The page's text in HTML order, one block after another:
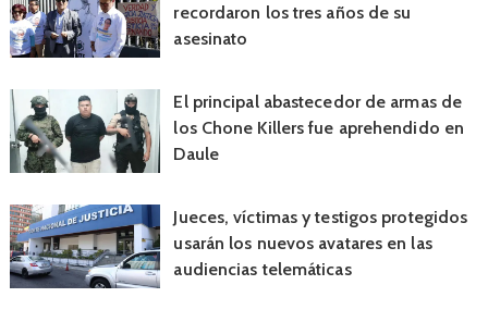
recordaron los tres años de su
asesinato
El principal abastecedor de armas de
los Chone Killers fue aprehendido en
Daule
Jueces, víctimas y testigos protegidos
usarán los nuevos avatares en las
audiencias telemáticas